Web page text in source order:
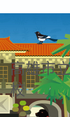
高雄市
校